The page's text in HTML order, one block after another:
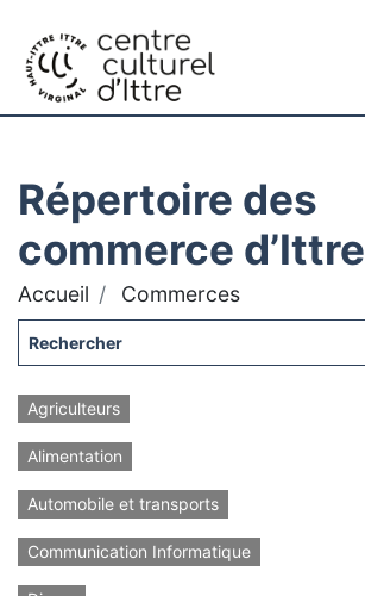
Répertoire des
commerce d’Ittre
Accueil Commerces
Agriculteurs
Alimentation
Automobile et transports
Communication Informatique